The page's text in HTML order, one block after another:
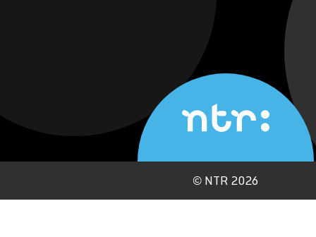
© NTR 2026